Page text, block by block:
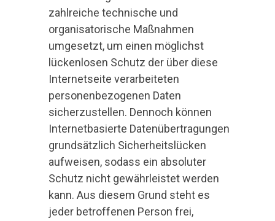
zahlreiche technische und
organisatorische Maßnahmen
umgesetzt, um einen möglichst
lückenlosen Schutz der über diese
Internetseite verarbeiteten
personenbezogenen Daten
sicherzustellen. Dennoch können
Internetbasierte Datenübertragungen
grundsätzlich Sicherheitslücken
aufweisen, sodass ein absoluter
Schutz nicht gewährleistet werden
kann. Aus diesem Grund steht es
jeder betroffenen Person frei,